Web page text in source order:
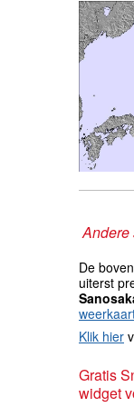
Andere
De
uiterst
Klik hier
Gratis
widget